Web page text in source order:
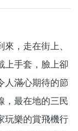
，走在街上、
上手套，臉上卻
人滿心期待的節
，最在地的三民
玩樂的賞飛機行